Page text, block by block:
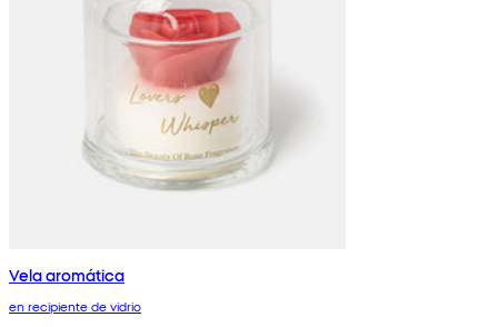
Vela aromática
en recipiente de vidrio